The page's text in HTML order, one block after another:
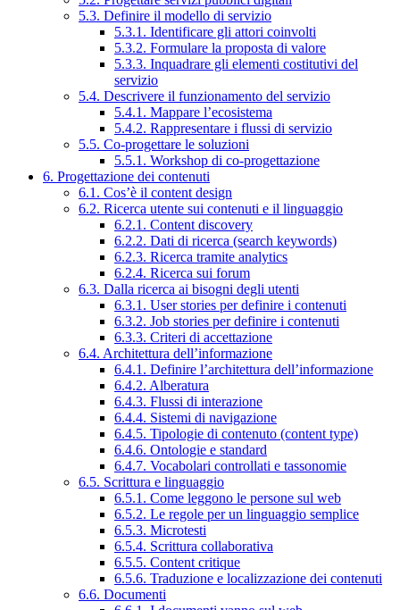
5.3. Definire il modello di servizio
5.3.1. Identificare gli attori coinvolti
5.3.2. Formulare la proposta di valore
5.3.3. Inquadrare gli elementi costitutivi del
servizio
5.4. Descrivere il funzionamento del servizio
5.4.1. Mappare l’ecosistema
5.4.2. Rappresentare i flussi di servizio
5.5. Co-progettare le soluzioni
5.5.1. Workshop di co-progettazione
6. Progettazione dei contenuti
6.1. Cos’è il content design
6.2. Ricerca utente sui contenuti e il linguaggio
6.2.1. Content discovery
6.2.2. Dati di ricerca (search keywords)
6.2.3. Ricerca tramite analytics
6.2.4. Ricerca sui forum
6.3. Dalla ricerca ai bisogni degli utenti
6.3.1. User stories per definire i contenuti
6.3.2. Job stories per definire i contenuti
6.3.3. Criteri di accettazione
6.4. Architettura dell’informazione
6.4.1. Definire l’architettura dell’informazione
6.4.2. Alberatura
6.4.3. Flussi di interazione
6.4.4. Sistemi di navigazione
6.4.5. Tipologie di contenuto (content type)
6.4.6. Ontologie e standard
6.4.7. Vocabolari controllati e tassonomie
6.5. Scrittura e linguaggio
6.5.1. Come leggono le persone sul web
6.5.2. Le regole per un linguaggio semplice
6.5.3. Microtesti
6.5.4. Scrittura collaborativa
6.5.5. Content critique
6.5.6. Traduzione e localizzazione dei contenuti
6.6. Documenti